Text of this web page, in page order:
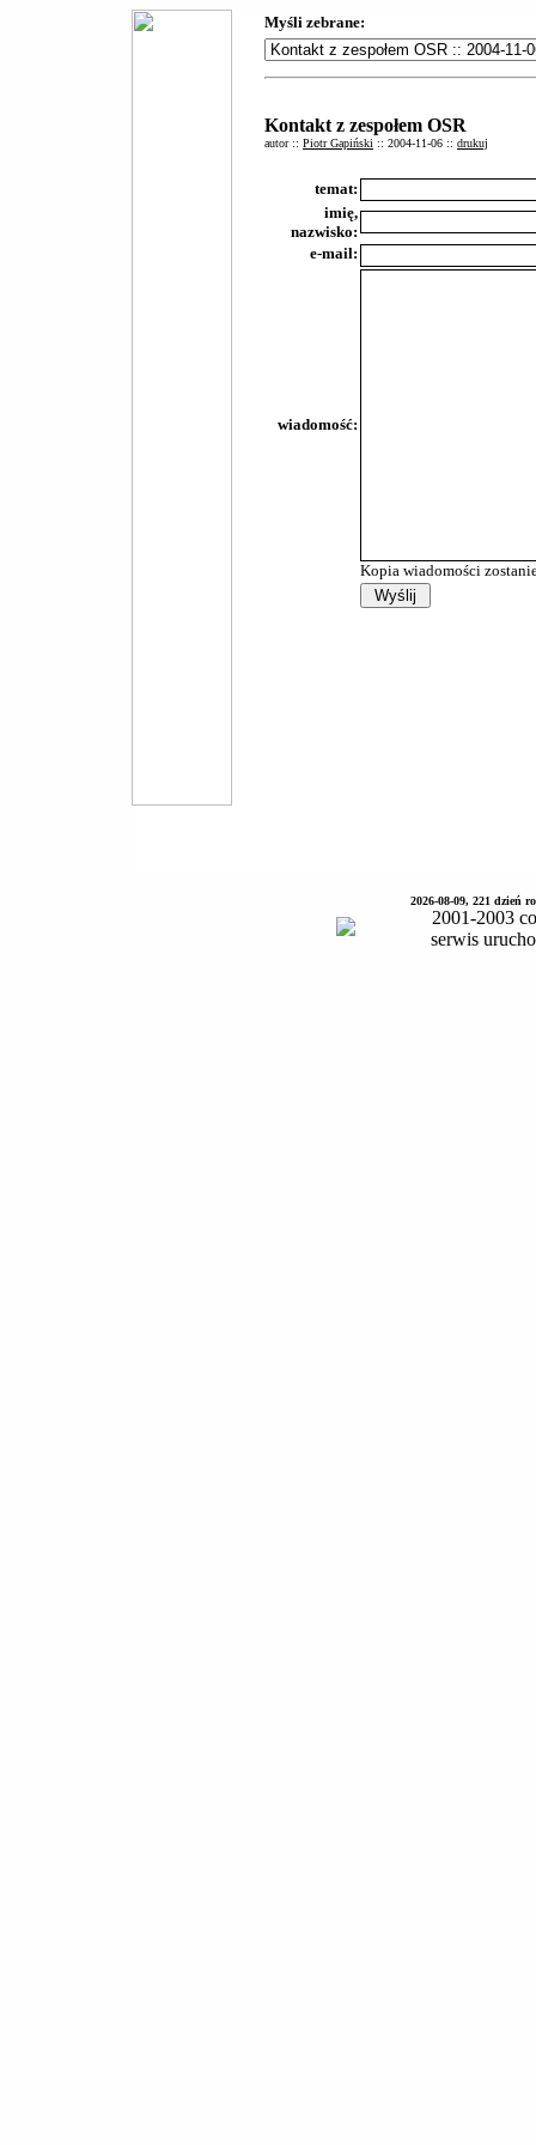
Myśli zebrane:
Kontakt z zespołem OSR
autor :: Piotr Gapiński :: 2004-11-06 :: drukuj
temat:
imię,
nazwisko:
e-mail:
wiadomość:
Kopia wiadomości
2026-08-09, 221 dzień
2001-2003
serwis